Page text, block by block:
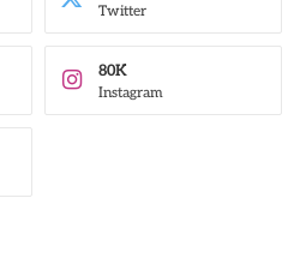
Twitter
Instagram
80K